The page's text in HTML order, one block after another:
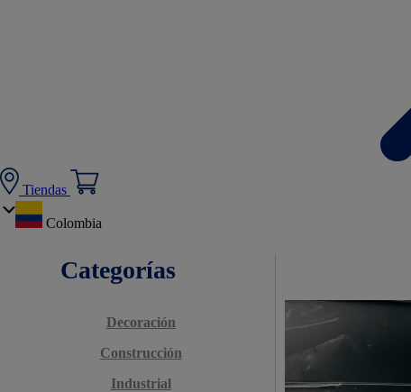
Tiendas
Colombia
Categorías
Decoración
Construcción
Industrial